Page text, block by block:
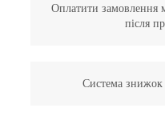
Оплатити замовлення
після
Система знижок